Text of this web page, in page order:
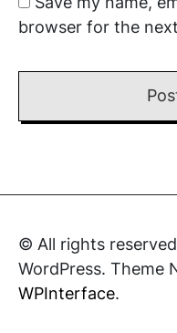
browser for the
© All rights
WordPress. Theme
WPInterface.